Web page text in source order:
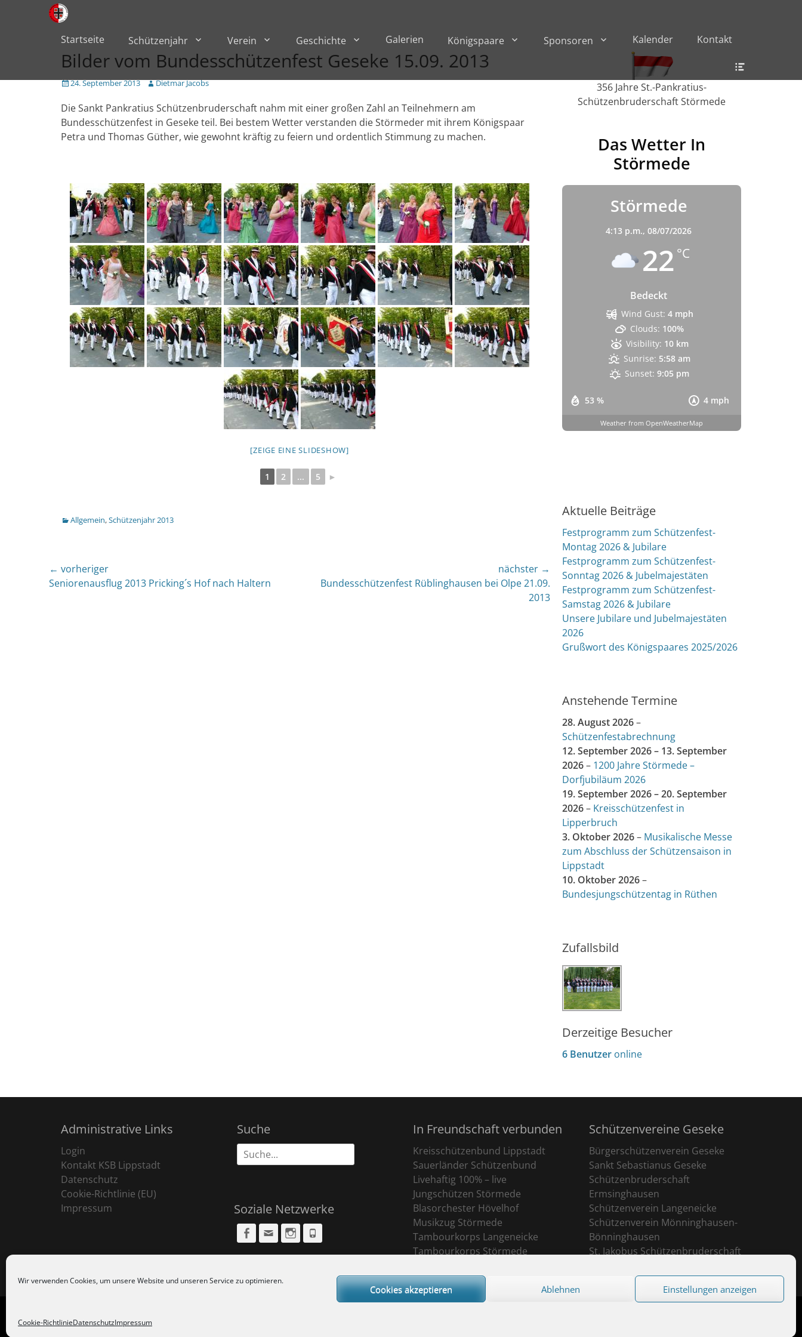
Wir verwenden Cookies, um unsere Website und unseren Service zu optimieren.
Cookies akzeptieren Ablehnen Einstellungen anzeigen
Cookie-RichtlinieDatenschutzImpressum
zum
Inhalt
überspringen
Primärmenü
Startseite Schützenjahr Verein Geschichte Galerien Königspaare Sponsoren Kalender Kontakt
Bilder vom Bundesschützenfest Geseke 15.09. 2013
Veröffentlicht
24. September 2013 Author
Dietmar Jacobs
Die Sankt Pankratius Schützenbruderschaft nahm mit einer großen Zahl an Teilnehmern am
Bundesschützenfest in Geseke teil. Bei bestem Wetter verstanden die Störmeder mit ihrem Königspaar
Petra und Thomas Güther, wie gewohnt kräftig zu feiern und ordentlich Stimmung zu machen.
[ZEIGE EINE SLIDESHOW]
1 2 ... 5 ►
Kategorien
Allgemein,Schützenjahr 2013
Beitragsnavigation
← vorheriger
Vorheriger
Seniorenausflug 2013 Pricking´s Hof nach Haltern
nächster →
nächsterBundesschützenfest Rüblinghausen bei Olpe 21.09.
2013
356 Jahre St.-Pankratius-
Schützenbruderschaft Störmede
Das Wetter In
Störmede
Störmede
4:13 p.m., 08/07/2026
22 °C
Bedeckt
53 % 4 mph
Wind Gust: 4 mph
Clouds: 100%
Visibility: 10 km
Sunrise: 5:58 am
Sunset: 9:05 pm
Weather from OpenWeatherMap
Aktuelle Beiträge
Festprogramm zum Schützenfest-
Montag 2026 & Jubilare
Festprogramm zum Schützenfest-
Sonntag 2026 & Jubelmajestäten
Festprogramm zum Schützenfest-
Samstag 2026 & Jubilare
Unsere Jubilare und Jubelmajestäten
2026
Grußwort des Königspaares 2025/2026
Anstehende Termine
28. August 2026–
Schützenfestabrechnung
12. September 2026– 13. September
2026– 1200 Jahre Störmede –
Dorfjubiläum 2026
19. September 2026–20. September
2026– Kreisschützenfest in
Lipperbruch
3. Oktober 2026– Musikalische Messe
zum Abschluss der Schützensaison in
Lippstadt
10. Oktober 2026–
Bundesjungschützentag in Rüthen
Zufallsbild
Derzeitige Besucher
6 Benutzer online
Administrative Links
Login
Kontakt KSB Lippstadt
Datenschutz
Cookie-Richtlinie (EU)
Impressum
Suche
Suche
nach:
Soziale Netzwerke
Facebook
Email Instagram
In Freundschaft verbunden
Kreisschützenbund Lippstadt
Sauerländer Schützenbund
Livehaftig 100% – live
Jungschützen Störmede
Blasorchester Hövelhof
Musikzug Störmede
Tambourkorps Langeneicke
Tambourkorps Störmede
Schützenvereine Geseke
Bürgerschützenverein Geseke
Sankt Sebastianus Geseke
Schützenbruderschaft
Ermsinghausen
Schützenverein Langeneicke
Schützenverein Mönninghausen-
Bönninghausen
St. Jakobus Schützenbruderschaft